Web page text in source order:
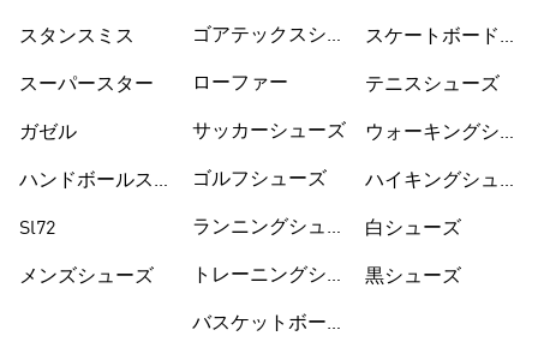
スタンスミス
スーパースター
ガゼル
ハンドボールスペ
Sl72
メンズシューズ
ゴアテックスシュ
ローファー
サッカーシューズ
ゴルフシューズ
ランニングシュー
トレーニングシュ
バスケットボール
スケートボードシ
テニスシューズ
ウォーキングシュ
ハイキングシュー
白シューズ
黒シューズ